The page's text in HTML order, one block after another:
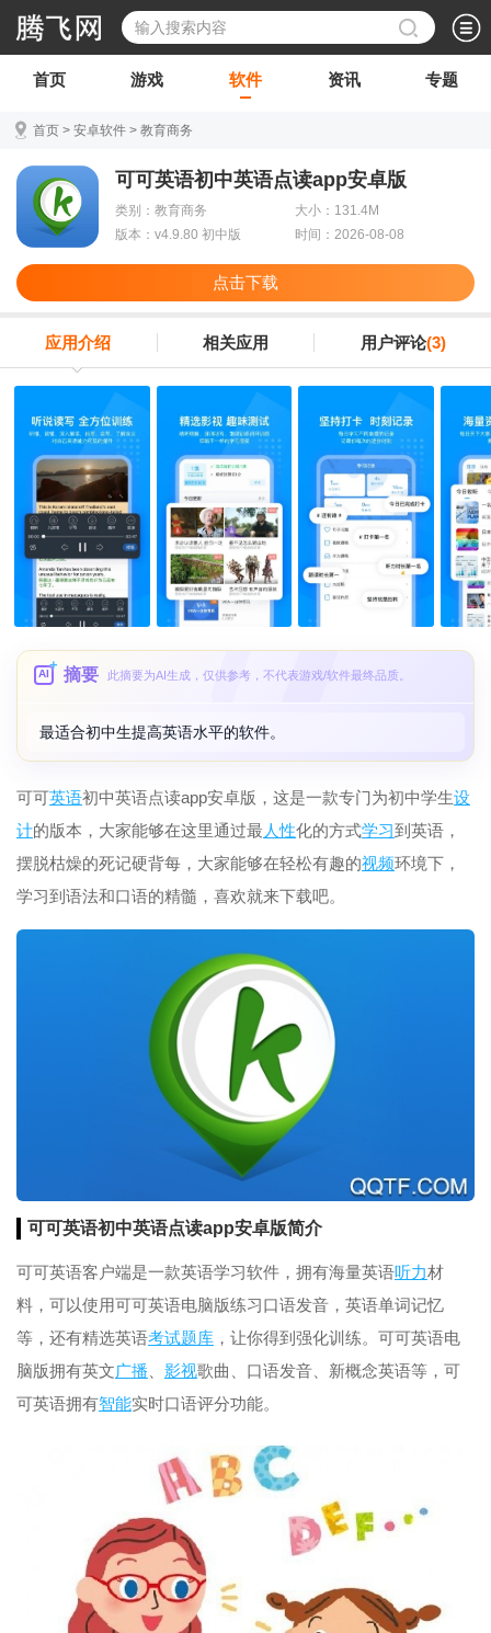
首页 游戏 软件 资讯 专题
首页 > 安卓软件 > 教育商务
可可英语初中英语点读app安卓版
类别：教育商务
大小：131.4M
版本：v4.9.80 初中版
时间：2026-08-08
点击下载
应用介绍 相关应用 用户评论(3)
AI 摘要 此摘要为AI生成，仅供参考，不代表游戏/软件最终品质。
最适合初中生提高英语水平的软件。
可可英语初中英语点读app安卓版，这是一款专门为初中学生设
计的版本，大家能够在这里通过最 人性化的方式学习到英语，
摆脱枯燥的死记硬背每，大家能够在轻松有趣的视频环境下，
学习到语法和口语的精髓，喜欢就来下载吧。
可可英语初中英语点读app安卓版简介
可可英语客户端是一款英语学习软件，拥有海量英语听力材
料，可以使用可可英语电脑版练习口语发音，英语单词记忆
等，还有精选英语考试题库 ，让你得到强化训练。可可英语电
脑版拥有英文广播 影视歌曲、口语发音、新概念英语等，可
可英语拥有智能实时口语评分功能。